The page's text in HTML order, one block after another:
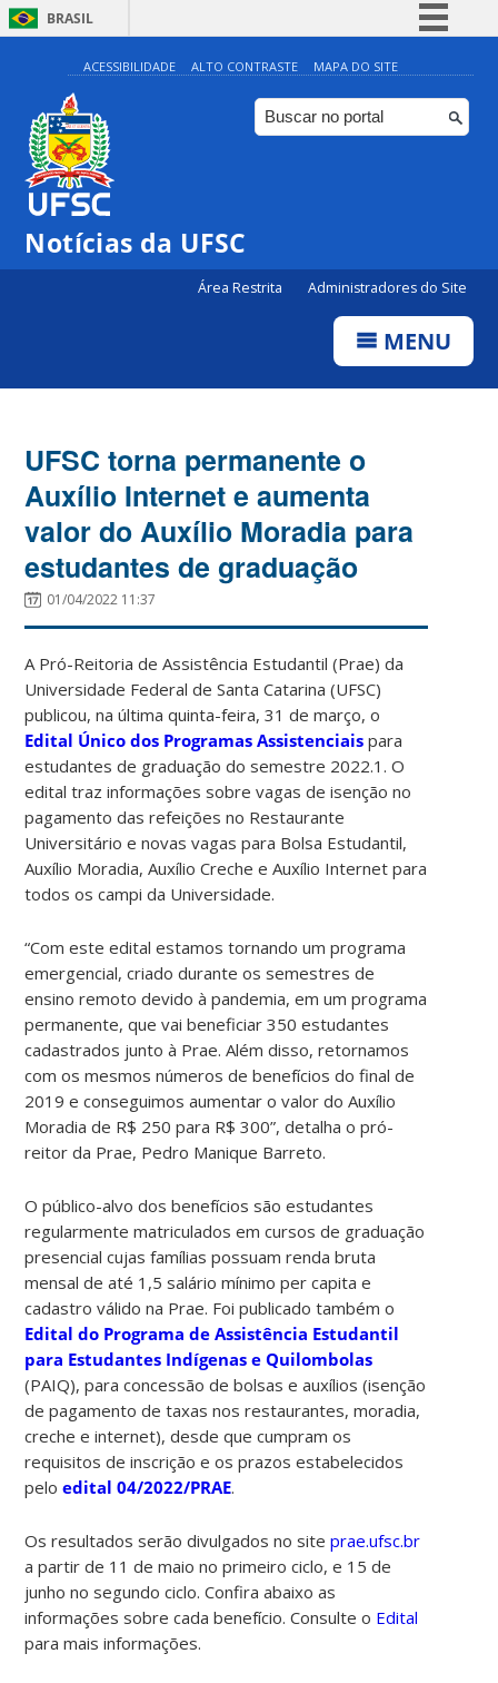
BRASIL
Simplifique!
Comunica BR
Participe
ACESSIBILIDADE ALTO CONTRASTE MAPA DO SITE
Notícias da UFSC
Área Restrita Administradores do Site
MENU
UFSC torna permanente o
Auxílio Internet e aumenta
valor do Auxílio Moradia para
estudantes de graduação
01/04/2022 11:37
A Pró-Reitoria de Assistência Estudantil (Prae) da
Universidade Federal de Santa Catarina (UFSC)
publicou, na última quinta-feira, 31 de março, o
Edital Único dos Programas Assistenciais para
estudantes de graduação do semestre 2022.1. O
edital traz informações sobre vagas de isenção no
pagamento das refeições no Restaurante
Universitário e novas vagas para Bolsa Estudantil,
Auxílio Moradia, Auxílio Creche e Auxílio Internet para
todos os campi da Universidade.
“Com este edital estamos tornando um programa
emergencial, criado durante os semestres de
ensino remoto devido à pandemia, em um programa
permanente, que vai beneficiar 350 estudantes
cadastrados junto à Prae. Além disso, retornamos
com os mesmos números de benefícios do final de
2019 e conseguimos aumentar o valor do Auxílio
Moradia de R$ 250 para R$ 300”, detalha o pró-
reitor da Prae, Pedro Manique Barreto.
O público-alvo dos benefícios são estudantes
regularmente matriculados em cursos de graduação
presencial cujas famílias possuam renda bruta
mensal de até 1,5 salário mínimo per capita e
cadastro válido na Prae. Foi publicado também o
Edital do Programa de Assistência Estudantil
para Estudantes Indígenas e Quilombolas
(PAIQ), para concessão de bolsas e auxílios (isenção
de pagamento de taxas nos restaurantes, moradia,
creche e internet), desde que cumpram os
requisitos de inscrição e os prazos estabelecidos
peloedital 04/2022/PRAE.
Os resultados serão divulgados no siteprae.ufsc.br
a partir de 11 de maio no primeiro ciclo, e 15 de
junho no segundo ciclo. Confira abaixo as
informações sobre cada benefício. Consulte o Edital
para mais informações.